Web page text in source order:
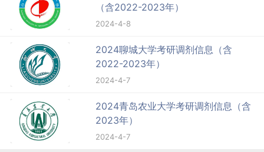
（含2022-2023年）
2024-4-8
2024聊城大学考研调剂信息（含
2022-2023年）
2024-4-7
2024青岛农业大学考研调剂信息（含
2023年）
2024-4-7